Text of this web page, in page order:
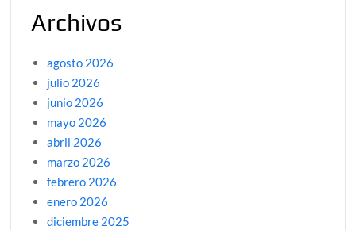
Archivos
agosto 2026
julio 2026
junio 2026
mayo 2026
abril 2026
marzo 2026
febrero 2026
enero 2026
diciembre 2025